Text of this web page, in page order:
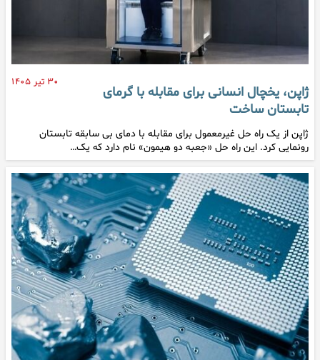
۳۰ تیر ۱۴۰۵
ژاپن، یخچال انسانی برای مقابله با گرمای
تابستان ساخت
ژاپن از یک راه حل غیرمعمول برای مقابله با دمای بی سابقه تابستان
رونمایی کرد. این راه حل «جعبه دو هیمون» نام دارد که یک…